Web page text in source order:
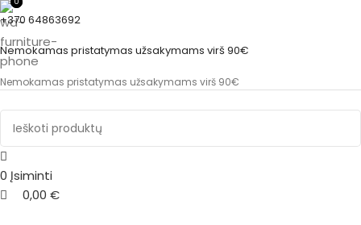
+370 64863692
Nemokamas pristatymas užsakymams virš 90€
Nemokamas pristatymas užsakymams virš 90€
0 Įsiminti
0,00 €